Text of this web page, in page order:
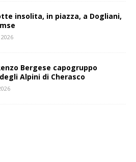
insolita, in piazza, a Dogliani,
Bergese capogruppo
Alpini di Cherasco